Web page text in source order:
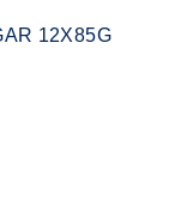
12X85G